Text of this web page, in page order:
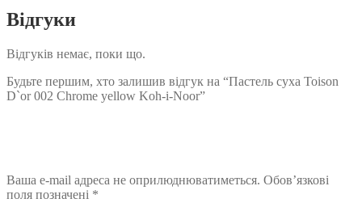
Відгуки
Відгуків немає, поки що.
Будьте першим, хто залишив відгук на “Пастель суха Toison
D`or 002 Chrome yellow Koh-i-Noor”
Ваша e-mail адреса не оприлюднюватиметься. Обов’язкові
поля позначені *